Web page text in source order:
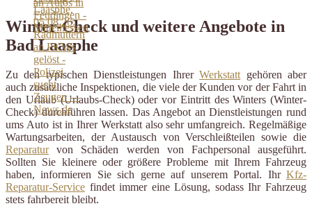
Winter-Check und weitere Angebote in
Bad Laasphe
Zu den typischen Dienstleistungen IhrerWerkstatt gehören aber
auch zusätzliche Inspektionen, die viele der Kunden vor der Fahrt in
den Urlaub (Urlaubs-Check) oder vor Eintritt des Winters (Winter-
Check) durchführen lassen. Das Angebot an Dienstleistungen rund
ums Auto ist in Ihrer Werkstatt also sehr umfangreich. Regelmäßige
Wartungsarbeiten, der Austausch von Verschleißteilen sowie die
Reparaturvon Schäden werden von Fachpersonal ausgeführt.
Sollten Sie kleinere oder größere Probleme mit Ihrem Fahrzeug
haben, informieren Sie sich gerne auf unserem Portal. Ihr Kfz-
Reparatur-Service findet immer eine Lösung, sodass Ihr Fahrzeug
stets fahrbereit bleibt.